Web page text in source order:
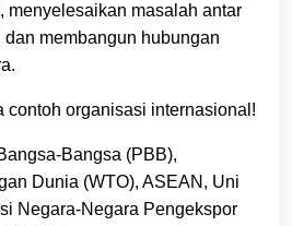
menyelesaikan masalah antar
membangun hubungan
contoh organisasi internasional!
Bangsa (PBB),
Dunia (WTO), ASEAN, Uni
Negara-Negara Pengekspor